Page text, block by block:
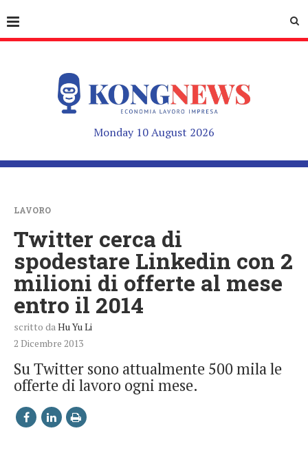
Monday 10 August 2026
LAVORO
Twitter cerca di
spodestare Linkedin con 2
milioni di offerte al mese
entro il 2014
scritto da Hu Yu Li
2 Dicembre 2013
Su Twitter sono attualmente 500 mila le
offerte di lavoro ogni mese.